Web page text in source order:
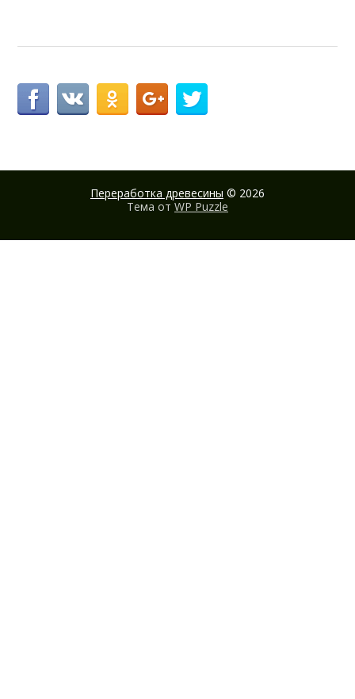
Переработка древесины © 2026
Тема от WP Puzzle